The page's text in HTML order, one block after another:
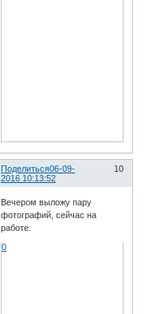
Поделиться 10
06-09-
2016 10:13:52
Вечером выложу пару
фотографий, сейчас на
работе.
0